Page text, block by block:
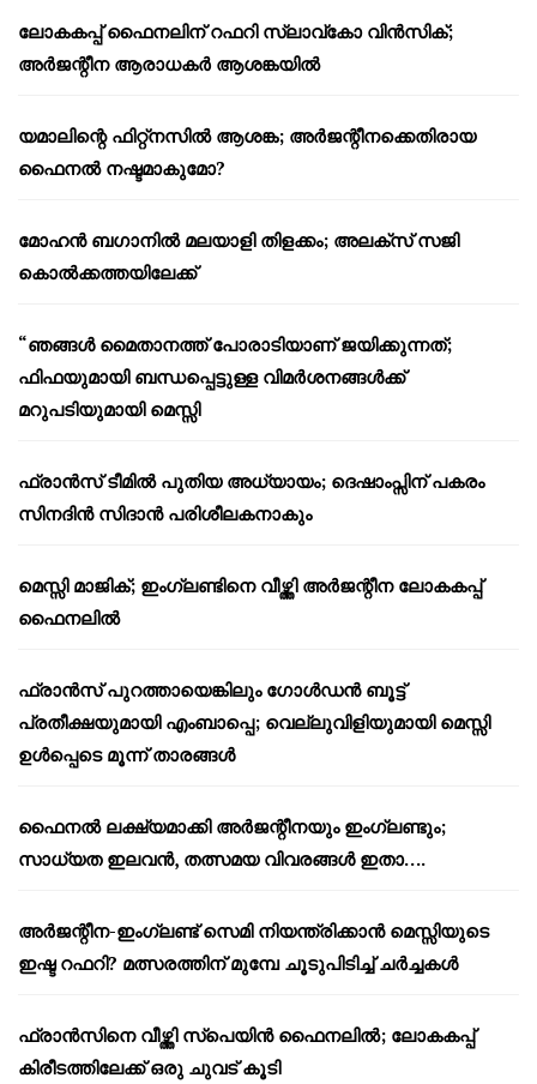
ലോകകപ്പ് ഫൈനലിന് റഫറി സ്ലാവ്‌കോ വിൻസിക്;
അർജന്റീന ആരാധകർ ആശങ്കയിൽ
യമാലിന്റെ ഫിറ്റ്നസിൽ ആശങ്ക; അർജന്റീനക്കെതിരായ
ഫൈനൽ നഷ്ടമാകുമോ?
മോഹൻ ബഗാനിൽ മലയാളി തിളക്കം; അലക്സ് സജി
കൊൽക്കത്തയിലേക്ക്
“ഞങ്ങൾ മൈതാനത്ത് പോരാടിയാണ് ജയിക്കുന്നത്;
ഫിഫയുമായി ബന്ധപ്പെട്ടുള്ള വിമർശനങ്ങൾക്ക്
മറുപടിയുമായി മെസ്സി
ഫ്രാൻസ് ടീമിൽ പുതിയ അധ്യായം; ദെഷാംപ്സിന് പകരം
സിനദിൻ സിദാൻ പരിശീലകനാകും
മെസ്സി മാജിക്; ഇംഗ്ലണ്ടിനെ വീഴ്ത്തി അർജന്റീന ലോകകപ്പ്
ഫൈനലിൽ
ഫ്രാൻസ് പുറത്തായെങ്കിലും ഗോൾഡൻ ബൂട്ട്
പ്രതീക്ഷയുമായി എംബാപ്പെ; വെല്ലുവിളിയുമായി മെസ്സി
ഉൾപ്പെടെ മൂന്ന് താരങ്ങൾ
ഫൈനൽ ലക്ഷ്യമാക്കി അർജന്റീനയും ഇംഗ്ലണ്ടും;
സാധ്യത ഇലവൻ, തത്സമയ വിവരങ്ങൾ ഇതാ….
അർജന്റീന-ഇംഗ്ലണ്ട് സെമി നിയന്ത്രിക്കാൻ മെസ്സിയുടെ
ഇഷ്ട റഫറി? മത്സരത്തിന് മുമ്പേ ചൂടുപിടിച്ച് ചർച്ചകൾ
ഫ്രാൻസിനെ വീഴ്ത്തി സ്പെയിൻ ഫൈനലിൽ; ലോകകപ്പ്
കിരീടത്തിലേക്ക് ഒരു ചുവട് കൂടി